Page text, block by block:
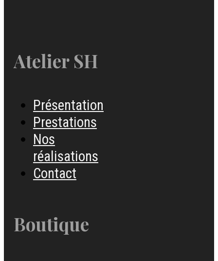
Atelier SH
Présentation
Prestations
Nos
réalisations
Contact
Boutique